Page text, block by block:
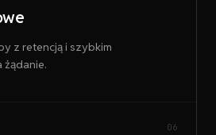
z retencją i szybkim
żądanie.
06